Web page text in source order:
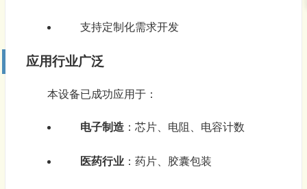
支持定制化需求开发
应用行业广泛
本设备已成功应用于：
电子制造：芯片、电阻、电容计数
医药行业：药片、胶囊包装